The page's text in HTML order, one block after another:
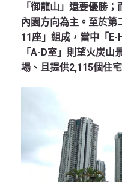
「御龍山」還要優勝
內園方向為主。至於第
11座」組成，當中「
「A-D室」則望火炭山
場、且提供2,115個住